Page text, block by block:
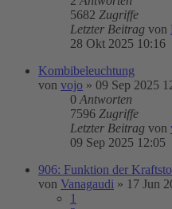
5682 Zugriffe
Letzter Beitrag von
28 Okt 2025 10:16
Kombibeleuchtung
von vojo » 09 Sep 2025
0 Antworten
7596 Zugriffe
Letzter Beitrag von
09 Sep 2025 12:05
906: Funktion der
von Vanagaudi » 17 Jun
1